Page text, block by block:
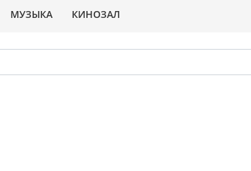
МУЗЫКА КИНОЗАЛ